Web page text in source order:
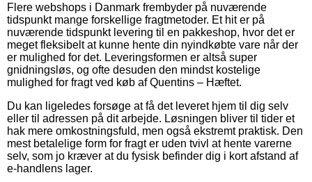
Flere webshops i Danmark frembyder på nuværende
tidspunkt mange forskellige fragtmetoder. Et hit er på
nuværende tidspunkt levering til en pakkeshop, hvor det er
meget fleksibelt at kunne hente din nyindkøbte vare når der
er mulighed for det. Leveringsformen er altså super
gnidningsløs, og ofte desuden den mindst kostelige
mulighed for fragt ved køb af Quentins – Hæftet.
Du kan ligeledes forsøge at få det leveret hjem til dig selv
eller til adressen på dit arbejde. Løsningen bliver til tider et
hak mere omkostningsfuld, men også ekstremt praktisk. Den
mest betalelige form for fragt er uden tvivl at hente varerne
selv, som jo kræver at du fysisk befinder dig i kort afstand af
e-handlens lager.